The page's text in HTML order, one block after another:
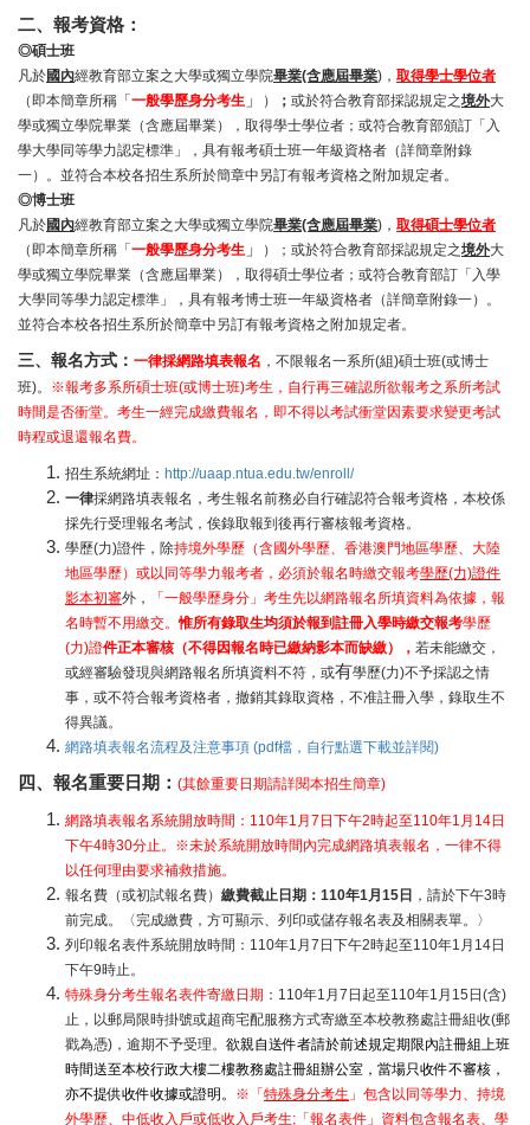
二、報考資格：
◎碩士班
凡於國內經教育部立案之大學或獨立學院畢業(含應屆畢業)， 取得學士學位者
（ 即本簡章所稱 「 一般學歷身分考生 」 ） ； 或於符合教育部採認規定之境外大
學或獨立學院畢業（含應屆畢業），取得學士學位者；或符合教育部頒訂「入
學大學同等學力認定標準」，具有報考碩士班一年級資格者（詳簡章附錄
一）。並符合本校各招生系所於簡章中另訂有報考資格之附加規定者。
◎博士班
凡於國內經教育部立案之大學或獨立學院畢業(含應屆畢業)， 取得碩士學位者
（ 即本簡章所稱 「 一般學歷身分考生 」 ）； 或於符合教育部採認規定之境外大
學或獨立學院畢業（含應屆畢業），取得碩士學位者；或符合教育部訂「入學
大學同等學力認定標準」，具有報考博士班一年級資格者（詳簡章附錄一）。
並符合本校各招生系所於簡章中另訂有報考資格之附加規定者。
三、報名方式： 一律採網路填表報名 ，不限報名一系所(組)碩士班(或博士
班)。 ※報考多系所碩士班(或博士班)考生，自行再三確認所欲報考之系所考試
時間是否衝堂。 考生一經完成繳費報名，即不得以考試衝堂因素要求變更考試
時程或退還報名費。
招生系統網址： http://uaap.ntua.edu.tw/enroll/
一律採網路填表報名，考生報名前務必自行確認符合報考資格，本校係
採先行受理報名考試，俟錄取報到後再行審核報考資格。
學歷(力)證件，除持境外學歷（含國外學歷、香港澳門地區學歷、大陸
地區學歷）或以同等學力報考者，必須於報名時繳交報考學歷(力)證件
影本初審外，
「一般學歷身分」考生先以網路報名所填資料為依據，報
名時暫不用繳交。惟所有錄取生均須於報到註冊入學時繳交報考學歷
(力)證件正本審核（不得因報名時已繳納影本而缺繳）， 若未能繳交，
或經審驗發現與網路報名所填資料不符，或有學歷(力)不予採認之情
事，或不符合報考資格者，撤銷其錄取資格，不准註冊入學，錄取生不
得異議。
網路填表報名流程及注意事項 (pdf檔，自行點選下載並詳閱)
四、報名重要日期： (其餘重要日期請詳閱本招生簡章)
網路填表報名系統開放時間：110年1月7日下午2時起至110年1月14日
下午4時30分止。※未於系統開放時間內完成網路填表報名，一律不得
以任何理由要求補救措施。
報名費（或初試報名費） 繳費截止日期：110年1月15日 ，請於下午3時
前完成。〈完成繳費，方可顯示、列印或儲存報名表及相關表單。〉
列印報名表件系統開放時間：110年1月7日下午2時起至110年1月14日
下午9時止。
特殊身分考生報名表件寄繳日期 ：110年1月7日起至110年1月15日(含)
止，以郵局限時掛號或超商宅配服務方式寄繳至本校教務處註冊組收(郵
戳為憑)，逾期不予受理。 欲親自送件者請於前述規定期限內註冊組上班
時間送至本校行政大樓二樓教務處註冊組辦公室，當場只收件不審核，
亦不提供收件收據或證明。 ※「 特殊身分考生 」包含以同等學力、持境
外學歷、中低收入戶或低收入戶考生;「報名表件」資料包含報名表、學